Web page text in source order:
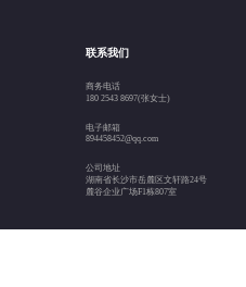
联系我们
商务电话
180 2543 8697(张女士)
电子邮箱
894458452@qq.com
公司地址
湖南省长沙市岳麓区文轩路24号
麓谷企业广场F1栋807室